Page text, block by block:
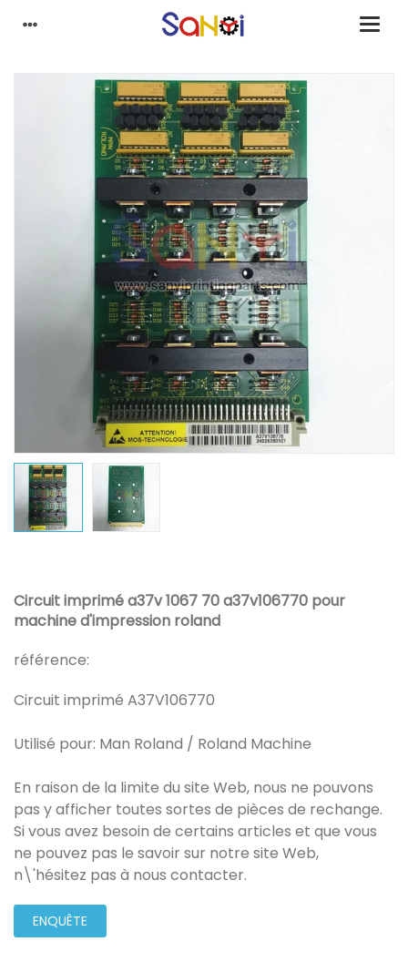
Circuit imprimé a37v 1067 70 a37v106770 pour
machine d'impression roland
référence:
Circuit imprimé A37V106770
Utilisé pour: Man Roland / Roland Machine
En raison de la limite du site Web, nous ne pouvons
pas y afficher toutes sortes de pièces de rechange.
Si vous avez besoin de certains articles et que vous
ne pouvez pas le savoir sur notre site Web,
n\'hésitez pas à nous contacter.
ENQUÊTE